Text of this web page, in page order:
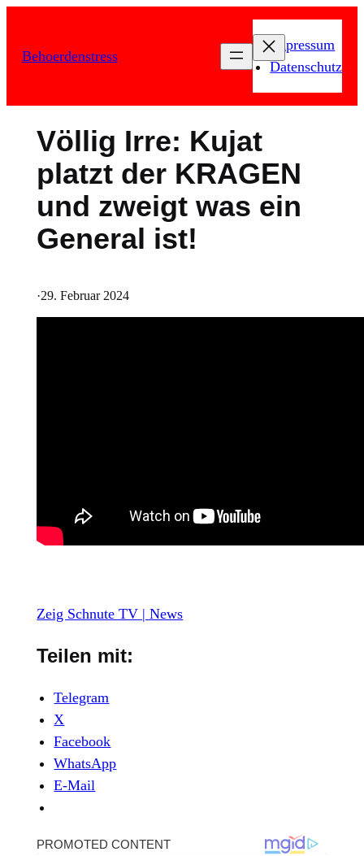
springen
Behoerdenstress
Impressum
Datenschutz
Völlig Irre: Kujat
platzt der KRAGEN
und zweigt was ein
General ist!
·29. Februar 2024
Zeig Schnute TV | News
Teilen mit:
Telegram
X
Facebook
WhatsApp
E-Mail